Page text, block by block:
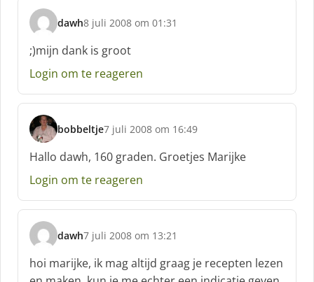
f
:
dawh
s
c
h
r
e
f
:
8 juli 2008 om 01:31
;)mijn dank is groot
Login om te reageren
bobbeltje
s
c
h
r
e
f
:
7 juli 2008 om 16:49
Hallo dawh, 160 graden. Groetjes Marijke
Login om te reageren
dawh
s
c
h
7 juli 2008 om 13:21
hoi marijke, ik mag altijd graag je recepten lezen